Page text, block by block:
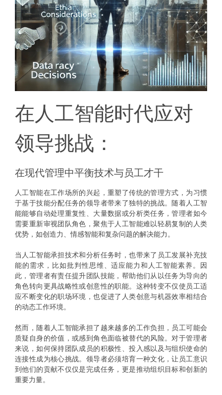
在人工智能时代应对
领导挑战：
在现代管理中平衡技术与员工才干
人工智能在工作场所的兴起，重塑了传统的管理方式，为习惯
于基于技能分配任务的领导者带来了独特的挑战。随着人工智
能能够自动处理重复性、大量数据或分析类任务，管理者如今
需要重新审视团队角色，聚焦于人工智能难以轻易复制的人类
优势，如创造力、情感智能和复杂问题的解决能力。
当人工智能承担技术和分析任务时，也带来了员工发展补充技
能的需求，比如批判性思维、适应能力和人工智能素养。因
此，管理者有责任提升团队技能，帮助他们从以任务为导向的
角色转向更具战略性或创意性的职能。这种转变不仅使员工适
应不断变化的职场环境，也促进了人类创意与机器效率相结合
的动态工作环境。
然而，随着人工智能承担了越来越多的工作负担，员工可能会
质疑自身的价值，或感到角色面临被替代的风险。对于管理者
来说，如何保持团队成员的积极性、投入感以及与组织使命的
连接性成为核心挑战。领导者必须培育一种文化，让员工意识
到他们的贡献不仅仅是完成任务，更是推动组织目标和创新的
重要力量。